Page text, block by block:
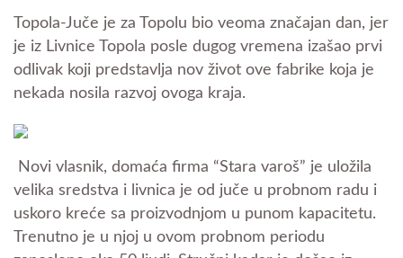
Topola-Juče je za Topolu bio veoma značajan dan, jer
je iz Livnice Topola posle dugog vremena izašao prvi
odlivak koji predstavlja nov život ove fabrike koja je
nekada nosila razvoj ovoga kraja.
Novi vlasnik, domaća firma “Stara varoš” je uložila
velika sredstva i livnica je od juče u probnom radu i
uskoro kreće sa proizvodnjom u punom kapacitetu.
Trenutno je u njoj u ovom probnom periodu